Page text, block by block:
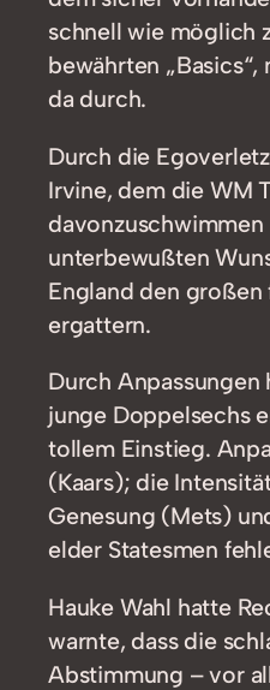
schnell wie möglich
bewährten „Basics“,
da durch.
Durch die
Irvine, dem die WM
unterbewußten
England den
ergattern.
Durch
junge Doppelsechs
tollem Einstieg.
(Kaars); die
Genesung (Mets)
elder Statesmen
Hauke Wahl hatte
warnte, dass die
Abstimmung – vor